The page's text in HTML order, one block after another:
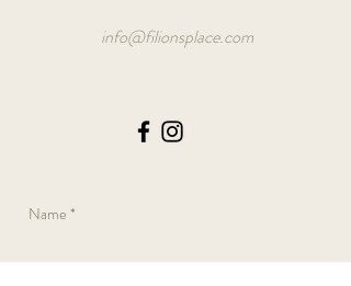
info@filionsplace.com